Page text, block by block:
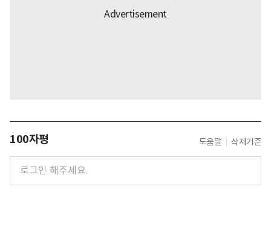
100자평 도움말 삭제기준